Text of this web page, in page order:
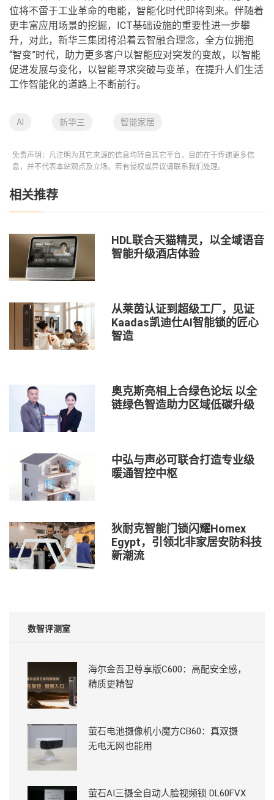
位将不啻于工业革命的电能，智能化时代即将到来。伴随着
更丰富应用场景的挖掘，ICT基础设施的重要性进一步攀
升，对此，新华三集团将沿着云智融合理念，全方位拥抱
“智变”时代，助力更多客户以智能应对突发的变故，以智能
促进发展与变化，以智能寻求突破与变革，在提升人们生活
工作智能化的道路上不断前行。
AI 新华三 智能家居
免责声明：凡注明为其它来源的信息均转自其它平台，目的在于传递更多信
息，并不代表本站观点及立场。若有侵权或异议请联系我们处理。
相关推荐
HDL联合天猫精灵，以全域语音
智能升级酒店体验
从莱茵认证到超级工厂，见证
Kaadas凯迪仕AI智能锁的匠心
智造
奥克斯亮相上合绿色论坛 以全
链绿色智造助力区域低碳升级
中弘与声必可联合打造专业级
暖通智控中枢
狄耐克智能门锁闪耀Homex
Egypt，引领北非家居安防科技
新潮流
数智评测室
海尔金吾卫尊享版C600：高配安全感，
精质更精智
萤石电池摄像机小魔方CB60：真双摄
无电无网也能用
萤石AI三摄全自动人脸视频锁 DL60FVX